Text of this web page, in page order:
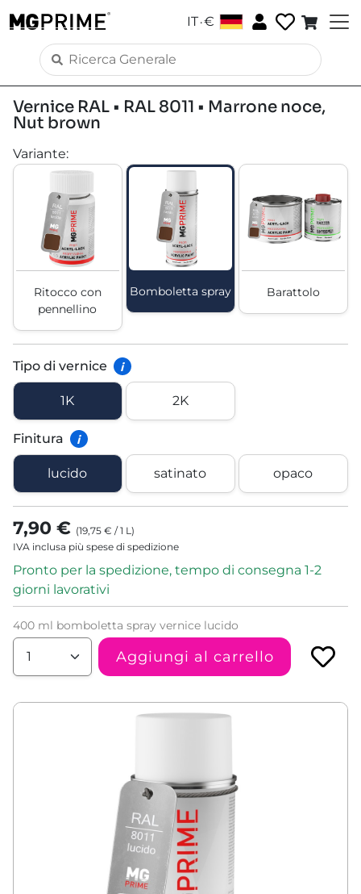
IT.€
Vernice RAL • RAL 8011 • Marrone noce,
Nut brown
Variante:
Ritocco con
pennellino
Bomboletta spray Barattolo
Tipo di vernice i
1K 2K
Finitura i
lucido satinato opaco
7,90 € (19,75 € /1 L )
IVA inclusa più spese di spedizione
Pronto per la spedizione, tempo di consegna 1-2
giorni lavorativi
400 ml bomboletta spray vernice lucido
Aggiungi al carrello